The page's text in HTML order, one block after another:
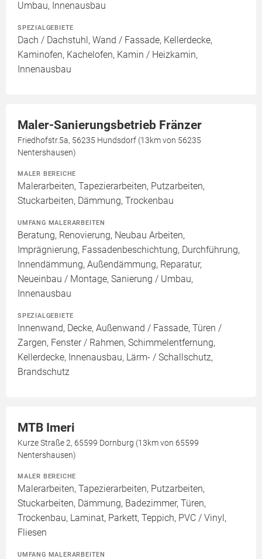
Umbau, Innenausbau
SPEZIALGEBIETE
Dach / Dachstuhl, Wand / Fassade, Kellerdecke,
Kaminofen, Kachelofen, Kamin / Heizkamin,
Innenausbau
Maler-Sanierungsbetrieb Fränzer
Friedhofstr.5a, 56235 Hundsdorf (13km von 56235
Nentershausen)
MALER BEREICHE
Malerarbeiten, Tapezierarbeiten, Putzarbeiten,
Stuckarbeiten, Dämmung, Trockenbau
UMFANG MALERARBEITEN
Beratung, Renovierung, Neubau Arbeiten,
Imprägnierung, Fassadenbeschichtung, Durchführung,
Innendämmung, Außendämmung, Reparatur,
Neueinbau / Montage, Sanierung / Umbau,
Innenausbau
SPEZIALGEBIETE
Innenwand, Decke, Außenwand / Fassade, Türen /
Zargen, Fenster / Rahmen, Schimmelentfernung,
Kellerdecke, Innenausbau, Lärm- / Schallschutz,
Brandschutz
MTB Imeri
Kurze Straße 2, 65599 Dornburg (13km von 65599
Nentershausen)
MALER BEREICHE
Malerarbeiten, Tapezierarbeiten, Putzarbeiten,
Stuckarbeiten, Dämmung, Badezimmer, Türen,
Trockenbau, Laminat, Parkett, Teppich, PVC / Vinyl,
Fliesen
UMFANG MALERARBEITEN